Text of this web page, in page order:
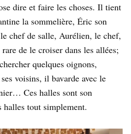
dire et faire les choses. Il tient
la sommelière, Éric son
chef de salle, Aurélien, le chef,
de le croiser dans les allées;
quelques oignons,
voisins, il bavarde avec le
Ces halles sont son
halles tout simplement.